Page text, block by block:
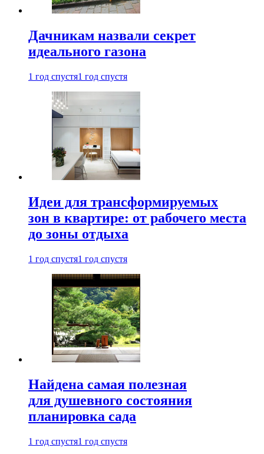
Дачникам назвали секрет
идеального газона
1 год спустя1 год спустя
Идеи для трансформируемых
зон в квартире: от рабочего места
до зоны отдыха
1 год спустя1 год спустя
Найдена самая полезная
для душевного состояния
планировка сада
1 год спустя1 год спустя